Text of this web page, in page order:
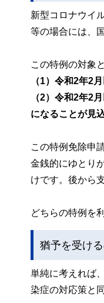
新型コロナウイ
等の場合には、
この特例の対象
（1）令和2年2
（2）令和2年2
になることが見
この特例免除申
金銭的にゆとり
けです。後から
どちらの特例を
猶予を受け
単純に考えれば
染症の対応策と